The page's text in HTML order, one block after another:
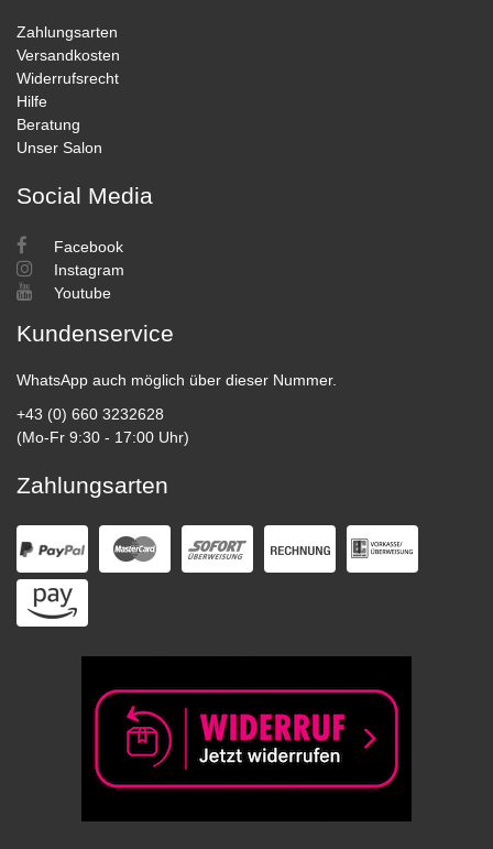
Zahlungsarten
Versandkosten
Widerrufsrecht
Hilfe
Beratung
Unser Salon
Social Media
Facebook
Instagram
Youtube
Kundenservice
WhatsApp auch möglich über dieser Nummer.
+43 (0) 660 3232628
(Mo-Fr 9:30 - 17:00 Uhr)
Zahlungsarten